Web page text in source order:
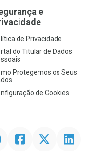
e
de Privacidade
do Titular de Dados
Protegemos os Seus
de Cookies
FacebookTwitter Linkedin